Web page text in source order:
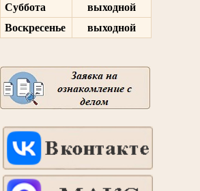
Суббота
выходной
Воскресенье
выходной